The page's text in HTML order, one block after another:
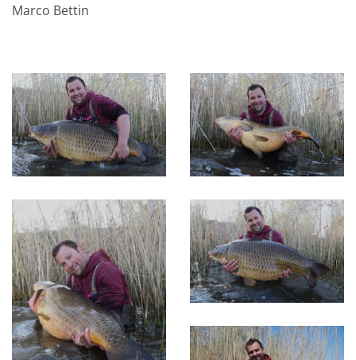
Marco Bettin